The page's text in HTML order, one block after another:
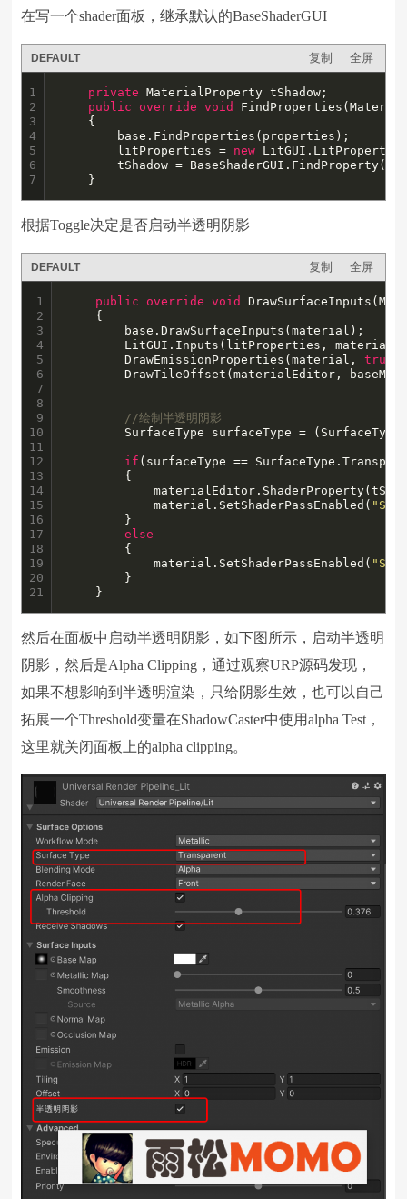
在写一个shader面板，继承默认的BaseShaderGUI
DEFAULT 复制 全屏
1
2
3
4
5
6
7
private MaterialProperty tShadow;
public
override void
    {
        base.FindProperties(properties);
        litProperties =
new
        tShadow = BaseShaderGUI.FindProperty(
    }
根据Toggle决定是否启动半透明阴影
DEFAULT 复制 全屏
1
2
3
4
5
6
7
8
9
10
11
12
13
14
15
16
17
18
19
20
21
public override void
    {
        base.DrawSurfaceInputs(material);
LitGUI.Inputs(litProperties,
        DrawEmissionProperties(material,
true
DrawTileOffset(materialEditor,
//绘制半透明阴影
SurfaceType surfaceType =
if (surfaceType ==
        {
            material.SetShaderPassEnabled(
        }
else
        {
            material.SetShaderPassEnabled(
        }
    }
然后在面板中启动半透明阴影，如下图所示，启动半透明
阴影，然后是Alpha Clipping，通过观察URP源码发现，
如果不想影响到半透明渲染，只给阴影生效，也可以自己
拓展一个Threshold变量在ShadowCaster中使用alpha Test，
这里就关闭面板上的alpha clipping。